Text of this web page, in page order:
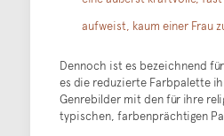
aufweist, kaum einer Frau
Dennoch ist es bezeichnend
es die reduzierte Farbpalette
Genrebilder mit den für ihre
typischen, farbenprächtigen